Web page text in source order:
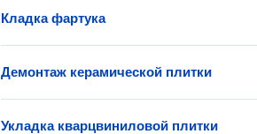
Кладка фартука
Демонтаж керамической плитки
Укладка кварцвиниловой плитки